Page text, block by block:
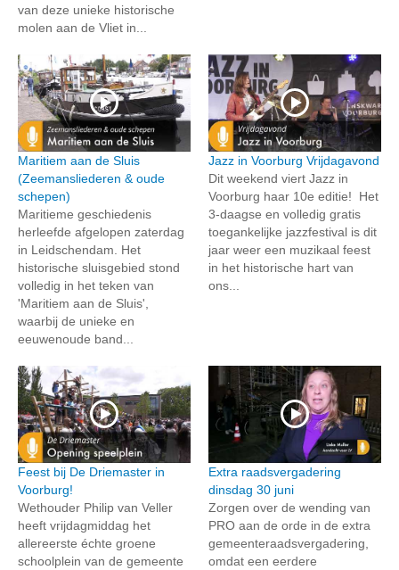
van deze unieke historische
molen aan de Vliet in...
Maritiem aan de Sluis
(Zeemansliederen & oude
schepen)
Maritieme geschiedenis
herleefde afgelopen zaterdag
in Leidschendam. Het
historische sluisgebied stond
volledig in het teken van
'Maritiem aan de Sluis',
waarbij de unieke en
eeuwenoude band...
Jazz in Voorburg Vrijdagavond
Dit weekend viert Jazz in
Voorburg haar 10e editie! Het
3-daagse en volledig gratis
toegankelijke jazzfestival is dit
jaar weer een muzikaal feest
in het historische hart van
ons...
Feest bij De Driemaster in
Voorburg!
Wethouder Philip van Veller
heeft vrijdagmiddag het
allereerste échte groene
schoolplein van de gemeente
Extra raadsvergadering
dinsdag 30 juni
Zorgen over de wending van
PRO aan de orde in de extra
gemeenteraadsvergadering,
omdat een eerdere